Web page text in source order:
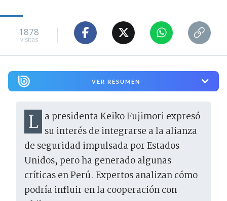
1878
visitas
VER RESUMEN
La presidenta Keiko Fujimori expresó su interés de integrarse a la alianza
de seguridad impulsada por Estados
Unidos, pero ha generado algunas
críticas en Perú. Expertos analizan cómo
podría influir en la cooperación con